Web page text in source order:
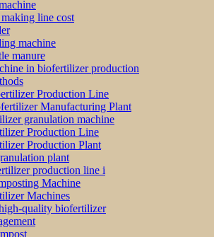
line cost
machine
manure
in biofertilizer production
Production Line
Manufacturing Plant
granulation machine
Production Line
Production Plant
plant
production line i
Machine
Machines
quality biofertilizer